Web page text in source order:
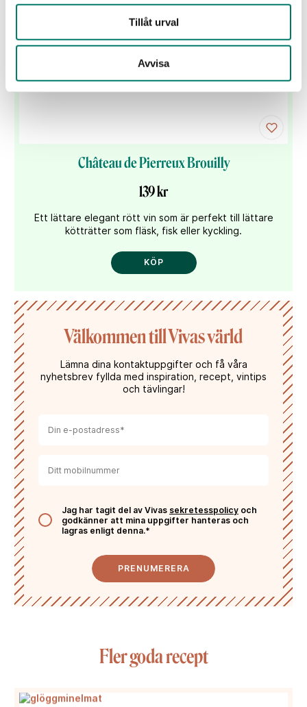
Tillåt urval
Avvisa
Château de Pierreux Brouilly
139 kr
Ett lättare elegant rött vin som är perfekt till lättare
kötträtter som fläsk, fisk eller kyckling.
KÖP
Välkommen till Vivas värld
Lämna dina kontaktuppgifter och få våra
nyhetsbrev fyllda med inspiration, recept, vintips
och tävlingar!
Jag har tagit del av Vivas sekretesspolicy och
godkänner att mina uppgifter hanteras och
lagras enligt denna.*
PRENUMERERA
Fler goda recept